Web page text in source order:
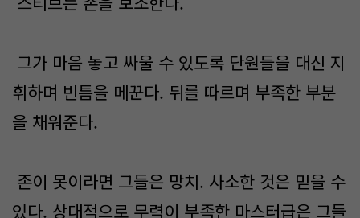
그가 마음 놓고 싸울 수 있도록 단원들을 대신 지
휘하며 빈틈을 메꾼다. 뒤를 따르며 부족한 부분
을 채워준다.
존이 못이라면 그들은 망치. 사소한 것은 믿을 수
있다. 상대적으로 무력이 부족한 마스터급은 그들